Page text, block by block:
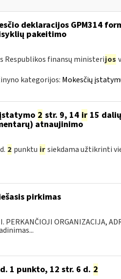
deklaracijos GPM314
pakeitimo
Respublikos finansų ministerijos
kategorijos: Mokesčių
2 str. 9, 14 ir15
atnaujinimo
2 punktu ir siekdama užtikrinti
pirkimas
ORGANIZACIJA,
d. 1 punkto, 12 str. 6 d. 2